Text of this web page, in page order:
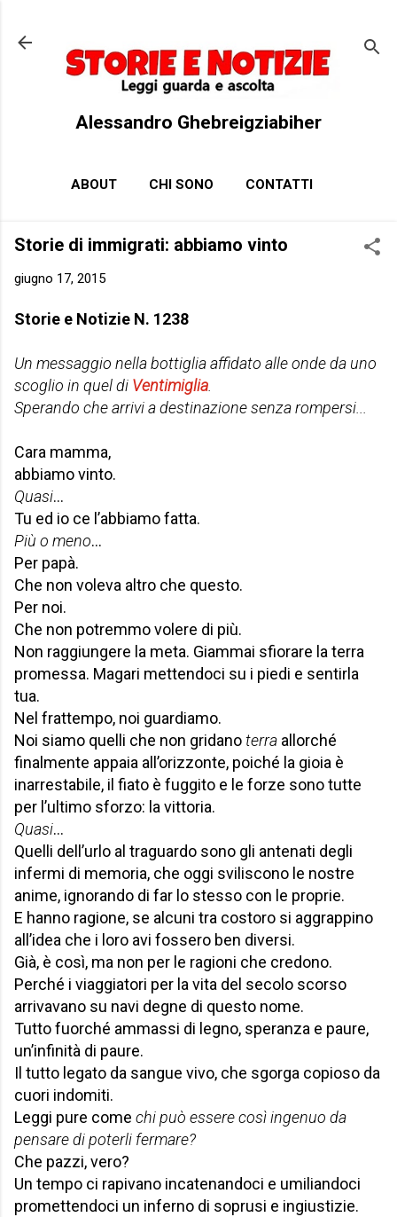
Alessandro Ghebreigziabiher
ABOUT CHI SONO CONTATTI
Storie di immigrati: abbiamo vinto
giugno 17, 2015
Storie e Notizie N. 1238
Un messaggio nella bottiglia affidato alle onde da uno
scoglio in quel di Ventimiglia.
Sperando che arrivi a destinazione senza rompersi...
Cara mamma,
abbiamo vinto.
Quasi…
Tu ed io ce l’abbiamo fatta.
Più o meno…
Per papà.
Che non voleva altro che questo.
Per noi.
Che non potremmo volere di più.
Non raggiungere la meta. Giammai sfiorare la terra
promessa. Magari mettendoci su i piedi e sentirla
tua.
Nel frattempo, noi guardiamo.
Noi siamo quelli che non gridanoterra allorché
finalmente appaia all’orizzonte, poiché la gioia è
inarrestabile, il fiato è fuggito e le forze sono tutte
per l’ultimo sforzo: la vittoria.
Quasi…
Quelli dell’urlo al traguardo sono gli antenati degli
infermi di memoria, che oggi sviliscono le nostre
anime, ignorando di far lo stesso con le proprie.
E hanno ragione, se alcuni tra costoro si aggrappino
all’idea che i loro avi fossero ben diversi.
Già, è così, ma non per le ragioni che credono.
Perché i viaggiatori per la vita del secolo scorso
arrivavano su navi degne di questo nome.
Tutto fuorché ammassi di legno, speranza e paure,
un’infinità di paure.
Il tutto legato da sangue vivo, che sgorga copioso da
cuori indomiti.
Leggi pure come chi può essere così ingenuo da
pensare di poterli fermare?
Che pazzi, vero?
Un tempo ci rapivano incatenandoci e umiliandoci
promettendoci un inferno di soprusi e ingiustizie.